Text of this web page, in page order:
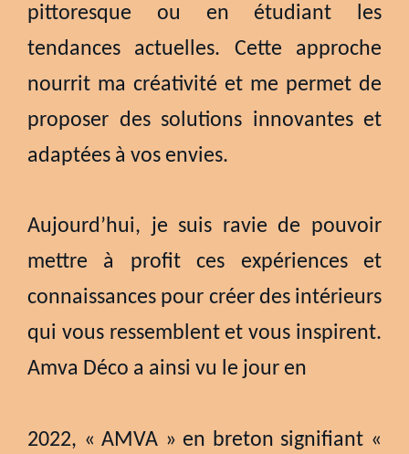
pittoresque ou en étudiant les
tendances actuelles. Cette approche
nourrit ma créativité et me permet de
proposer des solutions innovantes et
adaptées à vos envies.
Aujourd’hui, je suis ravie de pouvoir
mettre à profit ces expériences et
connaissances pour créer des intérieurs
qui vous ressemblent et vous inspirent.
Amva Déco a ainsi vu le jour en
2022, « AMVA » en breton signifiant «